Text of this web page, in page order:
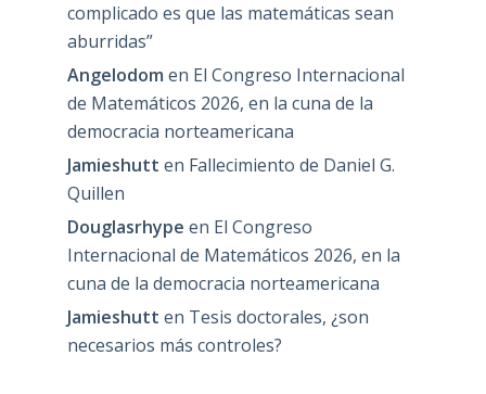
complicado es que las matemáticas sean
aburridas”
Angelodom en El Congreso Internacional
de Matemáticos 2026, en la cuna de la
democracia norteamericana
Jamieshutt en Fallecimiento de Daniel G.
Quillen
Douglasrhype en El Congreso
Internacional de Matemáticos 2026, en la
cuna de la democracia norteamericana
Jamieshutt en Tesis doctorales, ¿son
necesarios más controles?